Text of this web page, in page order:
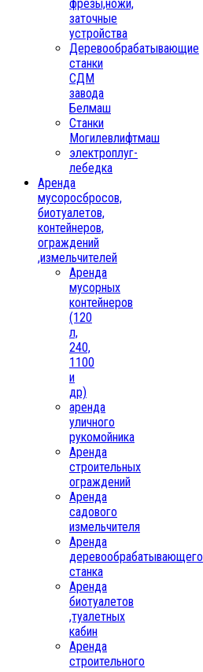
фрезы,ножи,
заточные
устройства
Деревообрабатывающие
станки
СДМ
завода
Белмаш
Станки
Могилевлифтмаш
электроплуг-
лебедка
Аренда
мусоросбросов,
биотуалетов,
контейнеров,
ограждений
,измельчителей
Аренда
мусорных
контейнеров
(120
л,
240,
1100
и
др)
аренда
уличного
рукомойника
Аренда
строительных
ограждений
Аренда
садового
измельчителя
Аренда
деревообрабатывающего
станка
Аренда
биотуалетов
,туалетных
кабин
Аренда
строительного